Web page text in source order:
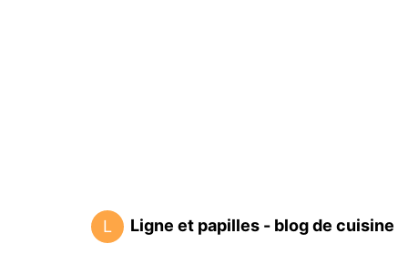
L Ligne et papilles - blog de cuisine